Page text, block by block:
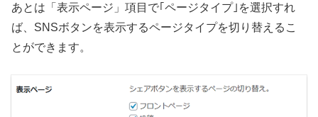
あとは「表示ページ」項目で｢ページタイプ｣を選択すれ
ば、SNSボタンを表示するページタイプを切り替えるこ
とができます。